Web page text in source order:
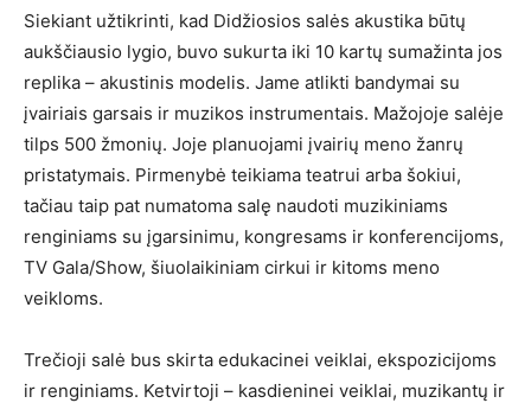
Siekiant užtikrinti, kad Didžiosios salės akustika būtų
aukščiausio lygio, buvo sukurta iki 10 kartų sumažinta jos
replika – akustinis modelis. Jame atlikti bandymai su
įvairiais garsais ir muzikos instrumentais. Mažojoje salėje
tilps 500 žmonių. Joje planuojami įvairių meno žanrų
pristatymais. Pirmenybė teikiama teatrui arba šokiui,
tačiau taip pat numatoma salę naudoti muzikiniams
renginiams su įgarsinimu, kongresams ir konferencijoms,
TV Gala/Show, šiuolaikiniam cirkui ir kitoms meno
veikloms.
Trečioji salė bus skirta edukacinei veiklai, ekspozicijoms
ir renginiams. Ketvirtoji – kasdieninei veiklai, muzikantų ir